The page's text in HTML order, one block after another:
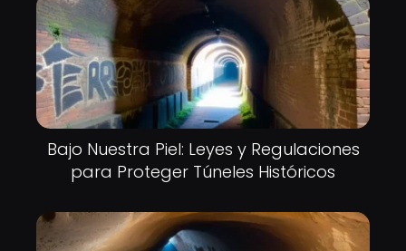
Bajo Nuestra Piel: Leyes y Regulaciones
para Proteger Túneles Históricos